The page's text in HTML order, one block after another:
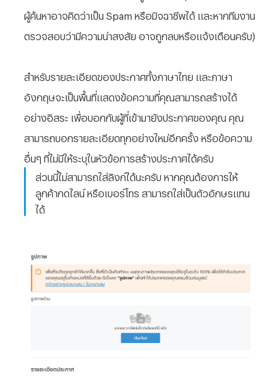
ผู้ค้นหาอาจคิดว่าเป็น Spam หรือมิจฉาชีพได้ และหากทีมงาน
ตรวจสอบว่ามีความน่าสงสัย อาจถูกลบหรือแจ้งเตือนครับ)
สำหรับรายละเอียดของประกาศทั้งภาษาไทย และภาษา
อังกฤษจะเป็นพื้นที่แสดงข้อความที่คุณสามารถสร้างได้
อย่างอิสระ เพื่อบอกกับผู้ที่เข้ามายังประกาศของคุณ คุณ
สามารถบอกรายละเอียดทุกอย่างใหม่อีกครั้ง หรือข้อความ
อื่นๆ ที่ไม่มีให้ระบุในหัวข้อการสร้างประกาศได้ครับ
ส่วนนี้ไม่สามารถใส่ลิงก์ได้นะครับ หากคุณต้องการให้
ลูกค้ากดไลน์ หรือเบอร์โทร สามารถใส่เป็นตัวอักษรแทน
ได้